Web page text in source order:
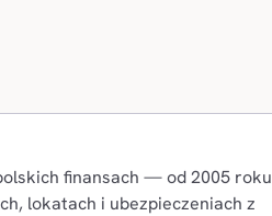
finansach — od 2005 roku
lokatach i ubezpieczeniach z